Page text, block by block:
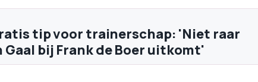
tip voor trainerschap: 'Niet raar
Gaal bij Frank de Boer uitkomt'